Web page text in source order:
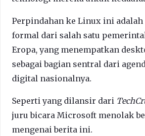
Perpindahan ke Linux ini
formal dari salah satu
Eropa, yang menempatkan
sebagai bagian sentral dari
digital nasionalnya.
Seperti yang dilansir dari
juru bicara Microsoft menolak
mengenai berita ini.